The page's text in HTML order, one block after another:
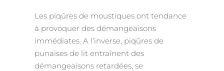
Les piqûres de moustiques ont tendance
à provoquer des démangeaisons
immédiates. A l’inverse, piqûres de
punaises de lit entraînent des
démangeaisons retardées, se